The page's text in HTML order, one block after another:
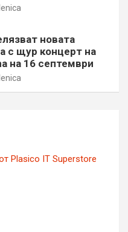
новата
с щур концерт на
на 16 септември
Plasico IT Superstore